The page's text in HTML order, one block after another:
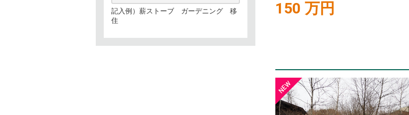
記入例）薪ストーブ ガーデニング 移
住
150 万円